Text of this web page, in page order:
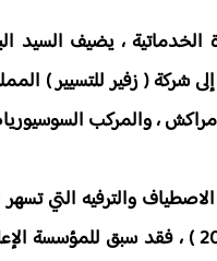
، يضيف السيد
مراكش ، والمركب
والترفيه التي
عملها الطموحة للعشرية ( 2018 /